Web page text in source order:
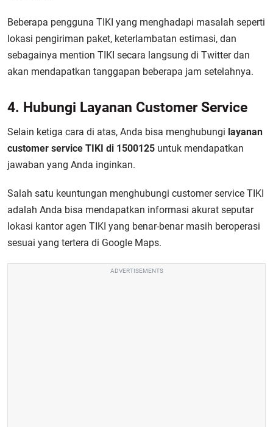
Beberapa pengguna TIKI yang menghadapi masalah seperti
lokasi pengiriman paket, keterlambatan estimasi, dan
sebagainya mention TIKI secara langsung di Twitter dan
akan mendapatkan tanggapan beberapa jam setelahnya.
4. Hubungi Layanan Customer Service
Selain ketiga cara di atas, Anda bisa menghubungi layanan
customer service TIKI di 1500125 untuk mendapatkan
jawaban yang Anda inginkan.
Salah satu keuntungan menghubungi customer service TIKI
adalah Anda bisa mendapatkan informasi akurat seputar
lokasi kantor agen TIKI yang benar-benar masih beroperasi
sesuai yang tertera di Google Maps.
ADVERTISEMENTS